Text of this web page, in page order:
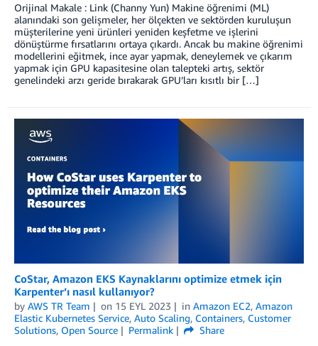
Orijinal Makale : Link (Channy Yun) Makine öğrenimi (ML)
alanındaki son gelişmeler, her ölçekten ve sektörden kuruluşun
müşterilerine yeni ürünleri yeniden keşfetme ve işlerini
dönüştürme fırsatlarını ortaya çıkardı. Ancak bu makine öğrenimi
modellerini eğitmek, ince ayar yapmak, deneylemek ve çıkarım
yapmak için GPU kapasitesine olan talepteki artış, sektör
genelindeki arzı geride bırakarak GPU’ları kısıtlı bir […]
CoStar, Amazon EKS Kaynaklarını optimize etmek için
Karpenter’ı nasıl kullanıyor?
by AWS TR Team on 15 EYL 2023 in Amazon EC2, Amazon
Elastic Kubernetes Service, Auto Scaling, Containers, Customer
Solutions, Open Source Permalink
Share